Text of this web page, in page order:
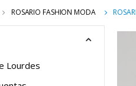
ROSARIO FASHION MODA
Lourdes